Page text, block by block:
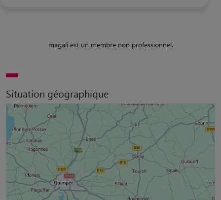
magali est un membre non professionnel.
Situation géographique